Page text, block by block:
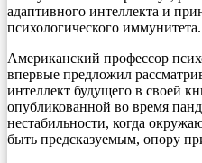
адаптивного интеллекта и
психологического иммунитета.
Американский профессор
впервые предложил
интеллект будущего в своей
опубликованной во время
нестабильности, когда
быть предсказуемым, опору